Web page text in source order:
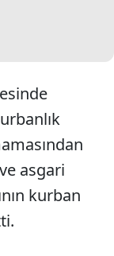
asgari
kurban